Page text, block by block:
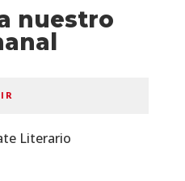
nuestro